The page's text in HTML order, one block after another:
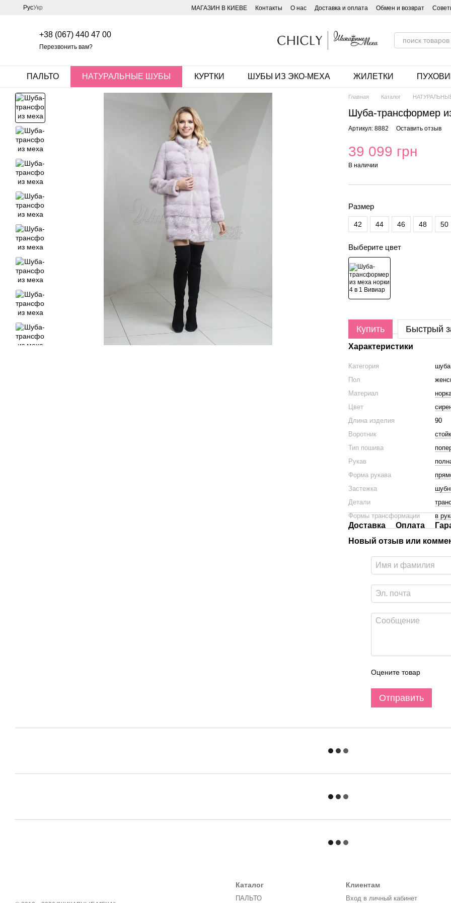
Перейти к основному контенту
РусУкр МАГАЗИН В КИЕВЕ Контакты О нас Доставка и оплата Обмен и возврат
+38 (067) 440 47 00
Перезвонить вам?
ПАЛЬТО НАТУРАЛЬНЫЕ ШУБЫ КУРТКИ ШУБЫ ИЗ ЭКО-МЕХА ЖИЛЕТКИ
Главная Каталог
Шуба-трансформер
Артикул: 8882 Оставить отзыв
39 099 грн
В наличии
Размер
42 44 46 48 50
Выберите цвет
Купить Быстрый
Характеристики
Категория
шуба
Пол
Материал
Цвет
Длина изделия
90
Воротник
Тип пошива
Рукав
Форма рукава
Застежка
Детали
Формы трансформации
в
Доставка Оплата
Новый отзыв или
Оцените товар
Отправить
Каталог
ПАЛЬТО
Клиентам
Вход в личный кабинет